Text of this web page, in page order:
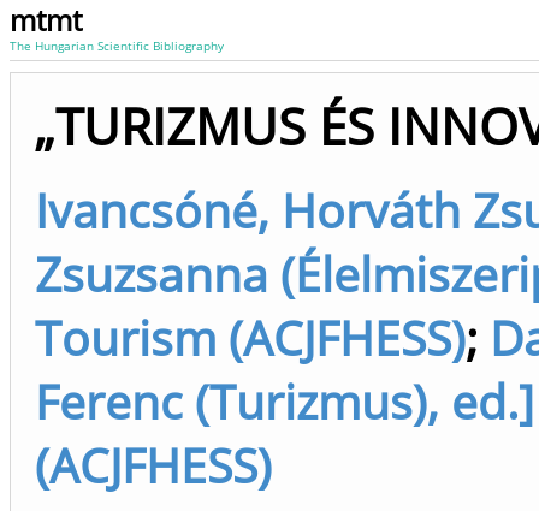
mtmt
The Hungarian Scientific Bibliography
„TURIZMUS ÉS
Ivancsóné, Horváth
Zsuzsanna
Tourism (ACJFHESS);
Ferenc (Turizmus),
(ACJFHESS)